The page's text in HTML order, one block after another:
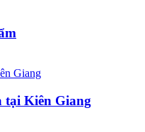
tại Kiên Giang